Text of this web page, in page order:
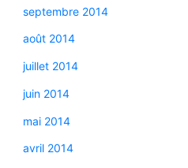
septembre 2014
août 2014
juillet 2014
juin 2014
mai 2014
avril 2014